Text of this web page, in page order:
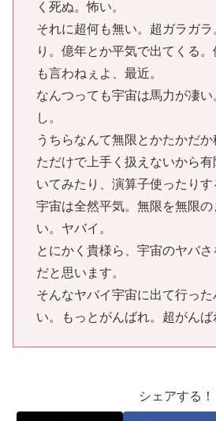
く死ぬ。怖い。
それに超何も無い。超ガラガ
り。億年とか平気で出てくる
も言わねぇよ、最近。
なんつっても宇宙は馬力が凄
し。
うちらなんて無限とかたかだ
ただけで上手く扱えないから
いてみたり、演算子使ったりす
宇宙は全然平気。無限を無限
い。ヤバイ。
とにかく貴様ら、宇宙のヤバ
だと思います。
そんなヤバイ宇宙に出て行っ
い。もっとがんばれ。超がんば
シェアする！